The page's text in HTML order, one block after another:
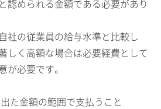
認められる金額である必要があり
社の従業員の給与水準と比較し
しく高額な場合は必要経費として
が必要です。
た金額の範囲で支払うこと